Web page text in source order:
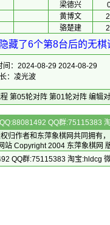
梁德兴
黄博文
骆楚建
藏了6个第8台后的无
间：2024-08-29 2024-08-29
：凌光波
第05轮对阵 第01轮对阵 编辑
QQ群:75115383
归作者和 东萍象棋网共同拥有
站 Copyright 2004 东萍象棋网
QQ群:75115383 淘宝:hldcg